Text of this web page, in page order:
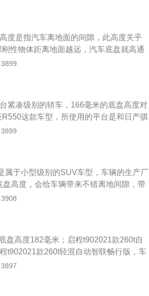
极变速箱，机动车辆目前只有两驱版
三厢车型。
度是指汽车离地面的间隙，此高度关乎
性物体距离地面越远，汽车底盘就高通
盘高的优缺点：优点：汽车底盘高，离
好，但是其稳定性却减少，要想提高稳
抓地力。典型有越野车底盘高油耗大。
紧凑级别的轿车，166毫米的底盘高度对
这款车型，所使用的平台是和日产骐
日产旗下的启辰R50车型是一款紧凑型
变速箱和自动变速箱。机动车辆的驱动
类型使用的是汽油。
属于小型级别的SUV车型，车辆的生产厂
高度，会给车辆带来不错离地间隙，带
的方便。机动车辆的底盘高度关系到车
候，要注意车辆能否正常通过，并且降
对油底壳或者是其他零部件造成伤害。
盘高度182毫米；启程t902021款260t自
t902021款260t轻混自动智联畅行版，车
轻混自动智联创行版，车型底盘高度17
是1.5T涡轮增压发动机，匹配的是干式